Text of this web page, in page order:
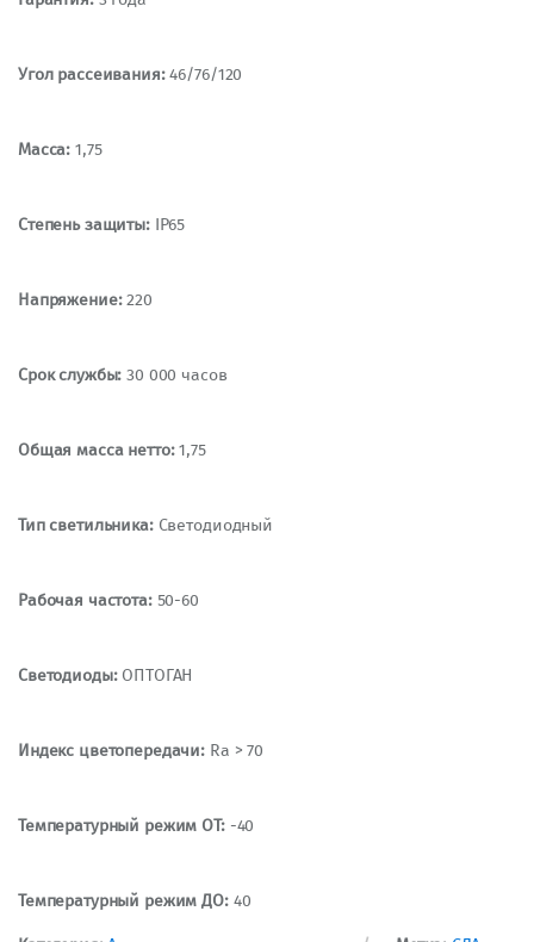
Угол рассеивания:46/76/120
Масса: 1,75
Степень защиты:IP65
Напряжение:220
Срок службы: 30 000 часов
Общая масса нетто:1,75
Тип светильника:Светодиодный
Рабочая частота:50-60
Светодиоды:ОПТОГАН
Индекс цветопередачи: Ra > 70
Температурный режим ОТ:-40
Температурный режим ДО:40